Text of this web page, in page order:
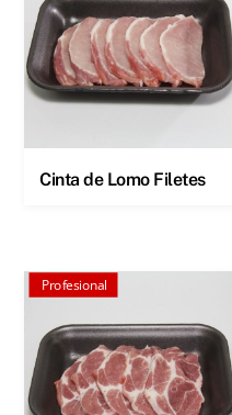
Cinta de Lomo Filetes
Profesional